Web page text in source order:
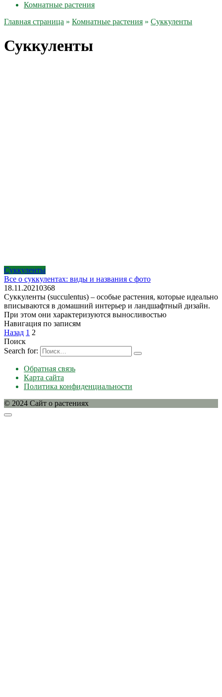
Комнатные растения
Главная страница » Комнатные растения » Суккуленты
Суккуленты
Суккуленты
Все о суккулентах: виды и названия с фото
18.11.20210368
Суккуленты (succulentus) – особые растения, которые идеально
вписываются в домашний интерьер и ландшафтный дизайн.
При этом они характеризуются выносливостью
Навигация по записям
Назад 1 2
Поиск
Search for:
Обратная связь
Карта сайта
Политика конфиденциальности
© 2024 Сайт о растениях